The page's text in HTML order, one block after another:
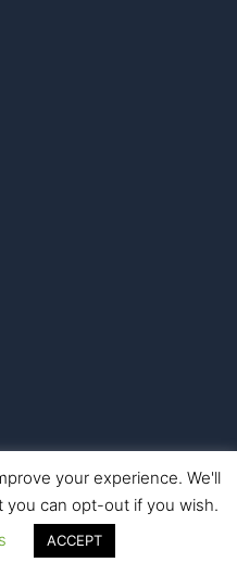
ikerbit |Aviso de afiliación
your experience. We'll
you can opt-out if you wish.
ACCEPT